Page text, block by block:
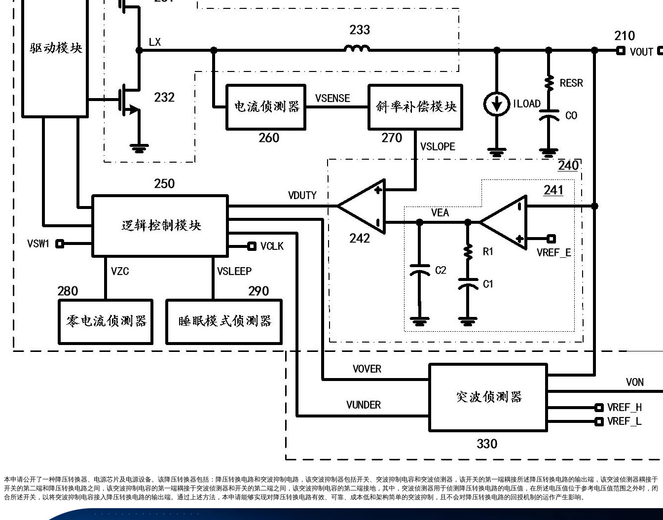
本申请公开了一种降压转换器、电源芯片及电源设备。该降压转换器包括：降压转换电路和突波抑制电路，该突波抑制器包括开关、突波抑制电容和突波侦测器，该开关的第一端耦接所述降压转换电路的输出端，该突波侦测器耦接于
开关的第二端和降压转换电路之间，该突波抑制电容的第一端耦接于突波侦测器和开关的第二端之间，该突波抑制电容的第二端接地，其中，突波侦测器用于侦测降压转换电路的电压值，在所述电压值位于参考电压值范围之外时，闭
合所述开关，以将突波抑制电容接入降压转换电路的输出端。通过上述方法，本申请能够实现对降压转换电路有效、可靠、成本低和架构简单的突波抑制，且不会对降压转换电路的回授机制的运作产生影响。